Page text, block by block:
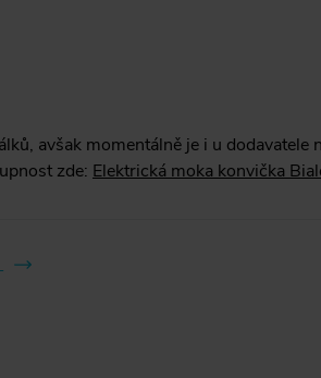
avšak momentálně je i u dodavatele
zde: Elektrická moka konvička